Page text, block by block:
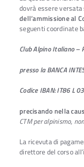
dovrà essere versata
dell’ammissione al
seguenti coordinate
Club Alpino Italiano –
presso la BANCA
Codice IBAN: IT86 L
precisando nella
CTM per alpinismo,
La ricevuta di
direttore del corso